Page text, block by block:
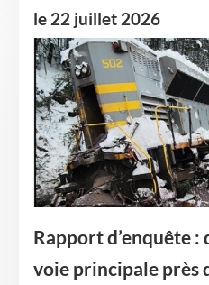
le 22 juillet 2026
Image
Rapport d’enquête
voie principale près